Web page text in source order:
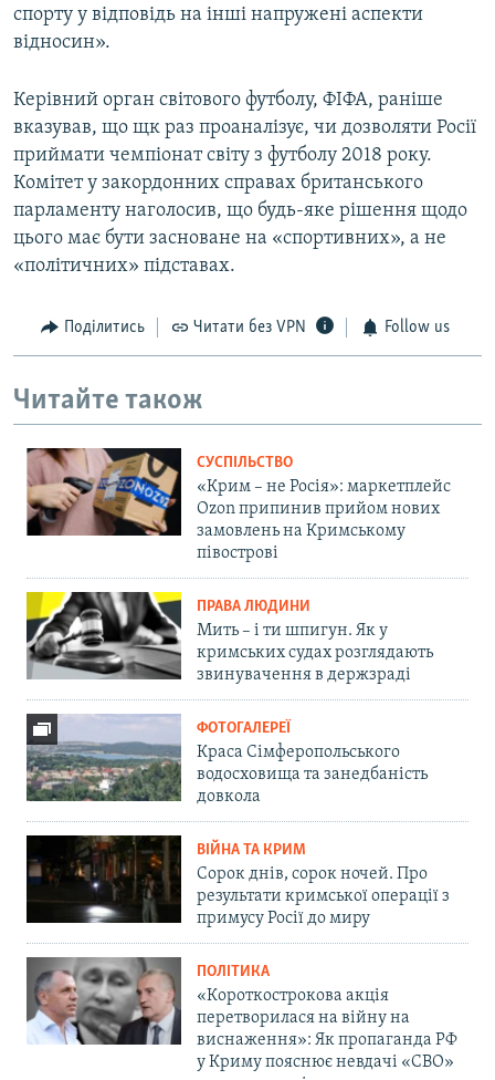
спорту у відповідь на інші напружені аспекти
відносин».
Керівний орган світового футболу, ФІФА, раніше
вказував, що щк раз проаналізує, чи дозволяти Росії
приймати чемпіонат світу з футболу 2018 року.
Комітет у закордонних справах британського
парламенту наголосив, що будь-яке рішення щодо
цього має бути засноване на «спортивних», а не
«політичних» підставах.
Поділитись Читати без VPN Follow us
Читайте також
СУСПІЛЬСТВО
«Крим – не Росія»: маркетплейс
Ozon припинив прийом нових
замовлень на Кримському
півострові
ПРАВА ЛЮДИНИ
Мить – і ти шпигун. Як у
кримських судах розглядають
звинувачення в держзраді
ФОТОГАЛЕРЕЇ
Краса Сімферопольського
водосховища та занедбаність
довкола
ВІЙНА ТА КРИМ
Сорок днів, сорок ночей. Про
результати кримської операції з
примусу Росії до миру
ПОЛІТИКА
«Короткострокова акція
перетворилася на війну на
виснаження»: Як пропаганда РФ
у Криму пояснює невдачі «СВО»